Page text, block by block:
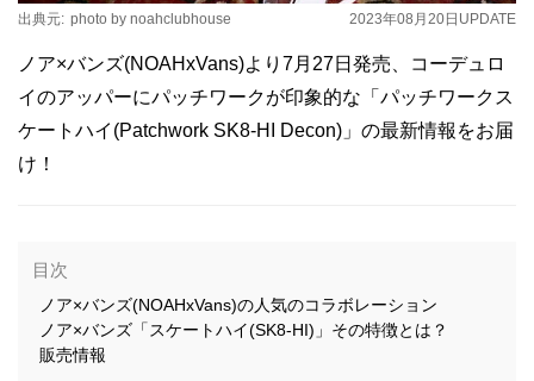
2023年08月20日 UPDATE
出典元: photo by noahclubhouse
ノア×バンズ(NOAHxVans)より7月27日発売、コーデュロ
イのアッパーにパッチワークが印象的な「パッチワークス
ケートハイ(Patchwork SK8-HI Decon)」の最新情報をお届
け！
目次
ノア×バンズ(NOAHxVans)の人気のコラボレーション
ノア×バンズ「スケートハイ(SK8-HI)」その特徴とは？
販売情報